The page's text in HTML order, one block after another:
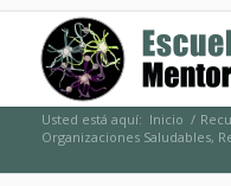
Usted está aquí: Inicio /
Organizaciones Saludables,